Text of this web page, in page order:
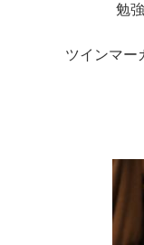
勉
ツインマー